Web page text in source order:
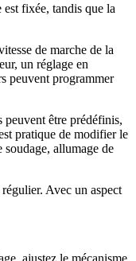
est fixée, tandis que la
de marche de la
un réglage en
peuvent programmer
peuvent être prédéfinis,
pratique de modifier le
soudage, allumage de
Avec un aspect
ajustez le mécanisme